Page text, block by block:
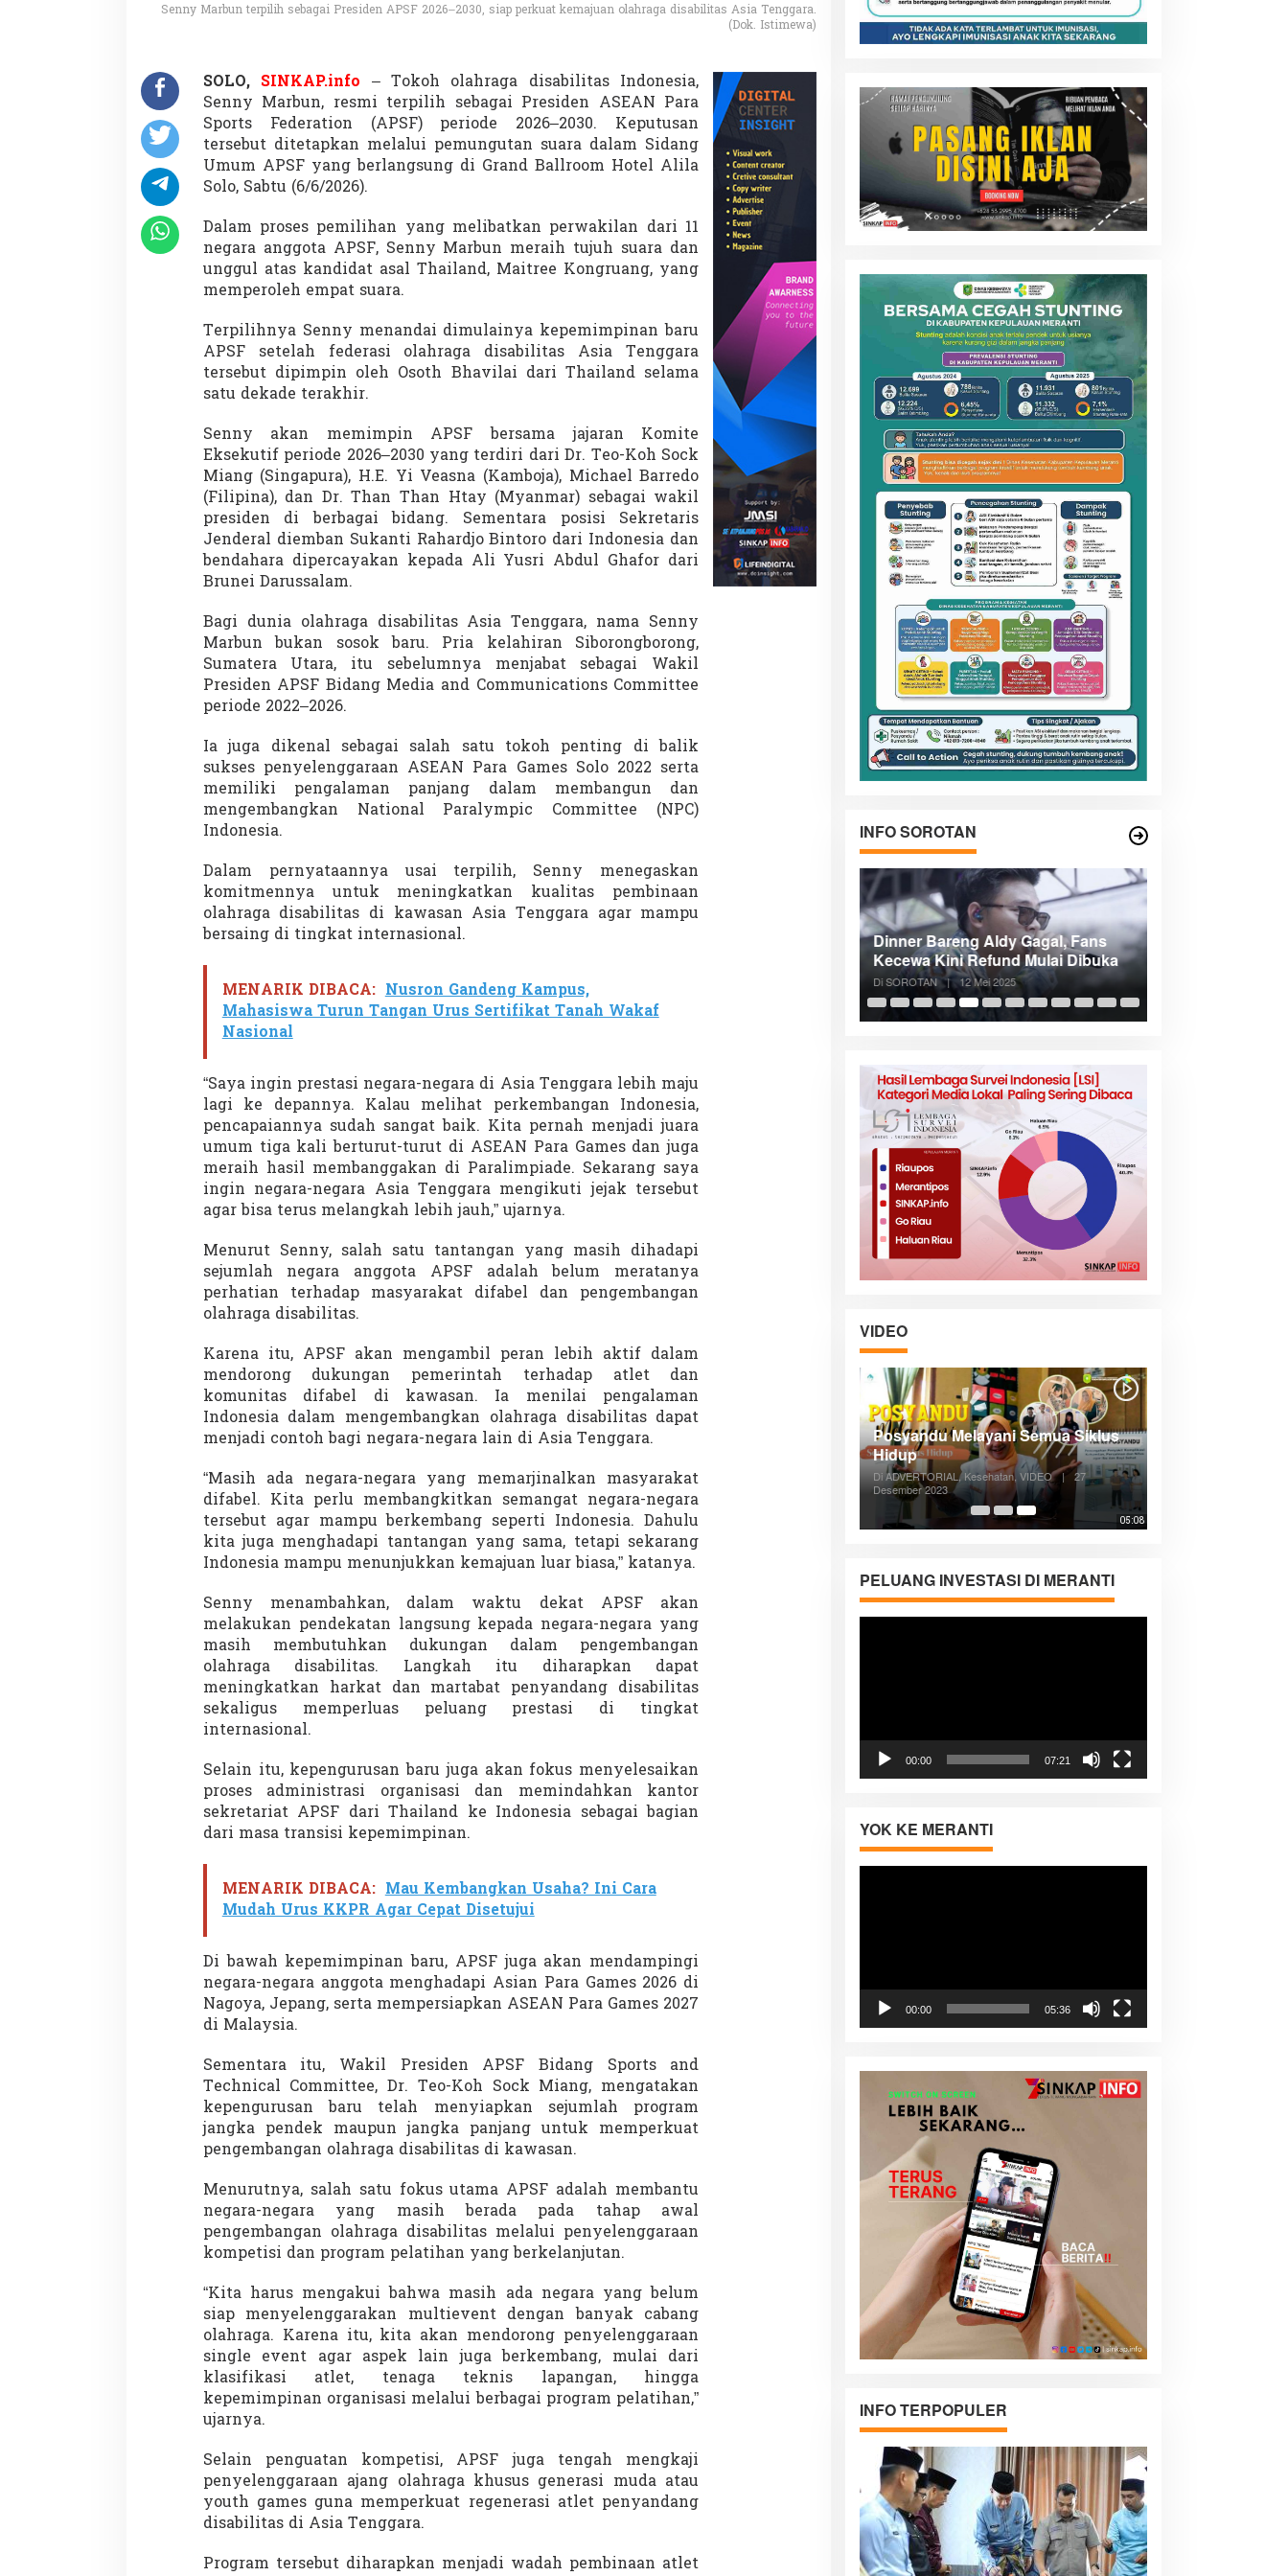
a
h
r
a
g
a
D
i
s
b
i
l
i
t
s
A
S
E
A
Senny Marbun terpilih sebagai Presiden APSF 2026–2030, siap perkuat kemajuan olahraga disabilitas Asia Tenggara.
(Dok. Istimewa)
SOLO, SINKAP.info – Tokoh olahraga disabilitas Indonesia,
Senny Marbun, resmi terpilih sebagai Presiden ASEAN Para
Sports Federation (APSF) periode 2026–2030. Keputusan
tersebut ditetapkan melalui pemungutan suara dalam Sidang
Umum APSF yang berlangsung di Grand Ballroom Hotel Alila
Solo, Sabtu (6/6/2026).
Dalam proses pemilihan yang melibatkan perwakilan dari 11
negara anggota APSF, Senny Marbun meraih tujuh suara dan
unggul atas kandidat asal Thailand, Maitree Kongruang, yang
memperoleh empat suara.
Terpilihnya Senny menandai dimulainya kepemimpinan baru
APSF setelah federasi olahraga disabilitas Asia Tenggara
tersebut dipimpin oleh Osoth Bhavilai dari Thailand selama
satu dekade terakhir.
Senny akan memimpin APSF bersama jajaran Komite
Eksekutif periode 2026–2030 yang terdiri dari Dr. Teo-Koh Sock
Miang (Singapura), H.E. Yi Veasna (Kamboja), Michael Barredo
(Filipina), dan Dr. Than Than Htay (Myanmar) sebagai wakil
presiden di berbagai bidang. Sementara posisi Sekretaris
Jenderal diemban Sukanti Rahardjo Bintoro dari Indonesia dan
bendahara dipercayakan kepada Ali Yusri Abdul Ghafor dari
Brunei Darussalam.
Bagi dunia olahraga disabilitas Asia Tenggara, nama Senny
Marbun bukan sosok baru. Pria kelahiran Siborongborong,
Sumatera Utara, itu sebelumnya menjabat sebagai Wakil
Presiden APSF Bidang Media and Communications Committee
periode 2022–2026.
Ia juga dikenal sebagai salah satu tokoh penting di balik
sukses penyelenggaraan ASEAN Para Games Solo 2022 serta
memiliki pengalaman panjang dalam membangun dan
mengembangkan National Paralympic Committee (NPC)
Indonesia.
Dalam pernyataannya usai terpilih, Senny menegaskan
komitmennya untuk meningkatkan kualitas pembinaan
olahraga disabilitas di kawasan Asia Tenggara agar mampu
bersaing di tingkat internasional.
MENARIK DIBACA: Nusron Gandeng Kampus,
Mahasiswa Turun Tangan Urus Sertifikat Tanah Wakaf
Nasional
“Saya ingin prestasi negara-negara di Asia Tenggara lebih maju
lagi ke depannya. Kalau melihat perkembangan Indonesia,
pencapaiannya sudah sangat baik. Kita pernah menjadi juara
umum tiga kali berturut-turut di ASEAN Para Games dan juga
meraih hasil membanggakan di Paralimpiade. Sekarang saya
ingin negara-negara Asia Tenggara mengikuti jejak tersebut
agar bisa terus melangkah lebih jauh,” ujarnya.
Menurut Senny, salah satu tantangan yang masih dihadapi
sejumlah negara anggota APSF adalah belum meratanya
perhatian terhadap masyarakat difabel dan pengembangan
olahraga disabilitas.
Karena itu, APSF akan mengambil peran lebih aktif dalam
mendorong dukungan pemerintah terhadap atlet dan
komunitas difabel di kawasan. Ia menilai pengalaman
Indonesia dalam mengembangkan olahraga disabilitas dapat
menjadi contoh bagi negara-negara lain di Asia Tenggara.
“Masih ada negara-negara yang memarjinalkan masyarakat
difabel. Kita perlu membangkitkan semangat negara-negara
tersebut agar mampu berkembang seperti Indonesia. Dahulu
kita juga menghadapi tantangan yang sama, tetapi sekarang
Indonesia mampu menunjukkan kemajuan luar biasa,” katanya.
Senny menambahkan, dalam waktu dekat APSF akan
melakukan pendekatan langsung kepada negara-negara yang
masih membutuhkan dukungan dalam pengembangan
olahraga disabilitas. Langkah itu diharapkan dapat
meningkatkan harkat dan martabat penyandang disabilitas
sekaligus memperluas peluang prestasi di tingkat
internasional.
Selain itu, kepengurusan baru juga akan fokus menyelesaikan
proses administrasi organisasi dan memindahkan kantor
sekretariat APSF dari Thailand ke Indonesia sebagai bagian
dari masa transisi kepemimpinan.
MENARIK DIBACA: Mau Kembangkan Usaha? Ini Cara
Mudah Urus KKPR Agar Cepat Disetujui
Di bawah kepemimpinan baru, APSF juga akan mendampingi
negara-negara anggota menghadapi Asian Para Games 2026 di
Nagoya, Jepang, serta mempersiapkan ASEAN Para Games 2027
di Malaysia.
Sementara itu, Wakil Presiden APSF Bidang Sports and
Technical Committee, Dr. Teo-Koh Sock Miang, mengatakan
kepengurusan baru telah menyiapkan sejumlah program
jangka pendek maupun jangka panjang untuk memperkuat
pengembangan olahraga disabilitas di kawasan.
Menurutnya, salah satu fokus utama APSF adalah membantu
negara-negara yang masih berada pada tahap awal
pengembangan olahraga disabilitas melalui penyelenggaraan
kompetisi dan program pelatihan yang berkelanjutan.
“Kita harus mengakui bahwa masih ada negara yang belum
siap menyelenggarakan multievent dengan banyak cabang
olahraga. Karena itu, kita akan mendorong penyelenggaraan
single event agar aspek lain juga berkembang, mulai dari
klasifikasi atlet, tenaga teknis lapangan, hingga
kepemimpinan organisasi melalui berbagai program pelatihan,”
ujarnya.
Selain penguatan kompetisi, APSF juga tengah mengkaji
penyelenggaraan ajang olahraga khusus generasi muda atau
youth games guna memperkuat regenerasi atlet penyandang
disabilitas di Asia Tenggara.
Program tersebut diharapkan menjadi wadah pembinaan atlet
INFO SOROTAN
Demonstrasi Gen-Z Guncang
Nepal, PM Mundur Mendadak
Setelah Gedung Parlemen Dibakar
12 September 2025
Menteri Nusron: Patok Batas Tanah
Penataan Ruang
Di NASIONAL, SOROTAN 8 Agustus 2025
Dinner Bareng Aldy Gagal, Fans
Kecewa Kini Refund Mulai Dibuka
Di SOROTAN | 12 Mei 2025
VIDEO
Partisipasi Pemuda dalam
Diadakan di Nanjing
Di GLOBAL, VIDEO | 18 Januari 2024
Eksplore Meranti – Yok ke Meranti
Di Budaya, NASIONAL, VIDEO, Wisata
2024
05:08
Posyandu Melayani Semua Siklus
Hidup
Di ADVERTORIAL, Kesehatan, VIDEO |
27
Desember 2023
PELUANG INVESTASI DI MERANTI
00:00 07:21
YOK KE MERANTI
00:00 05:36
INFO TERPOPULER